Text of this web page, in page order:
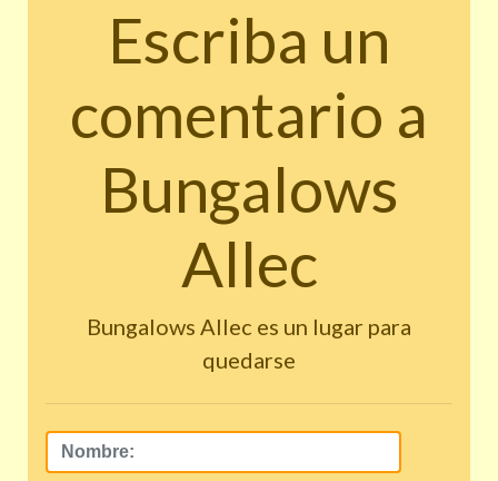
Escriba un
comentario a
Bungalows
Allec
Bungalows Allec es un lugar para
quedarse